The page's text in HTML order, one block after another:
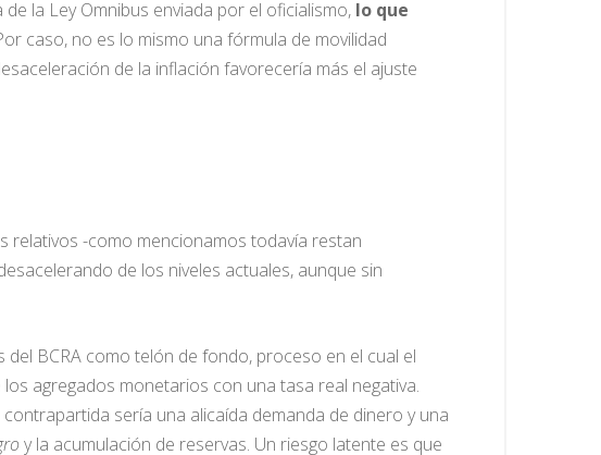
la Ley Omnibus enviada por el oficialismo, lo que
caso, no es lo mismo una fórmula de movilidad
de la inflación favorecería más el ajuste
relativos -como mencionamos todavía restan
de los niveles actuales, aunque sin
BCRA como telón de fondo, proceso en el cual el
agregados monetarios con una tasa real negativa.
sería una alicaída demanda de dinero y una
y la acumulación de reservas. Un riesgo latente es que